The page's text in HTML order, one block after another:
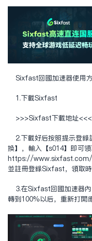
Sixfast回国加速器使用方
1.下载Sixfast
>>>Sixfast下载地址<<<
2.下载好后按照提示登
换】，输入【s014】即可
https://
并注册登录Sixfast，领取时
3.在Sixfast回国加速器
转到100%以后，重新打开